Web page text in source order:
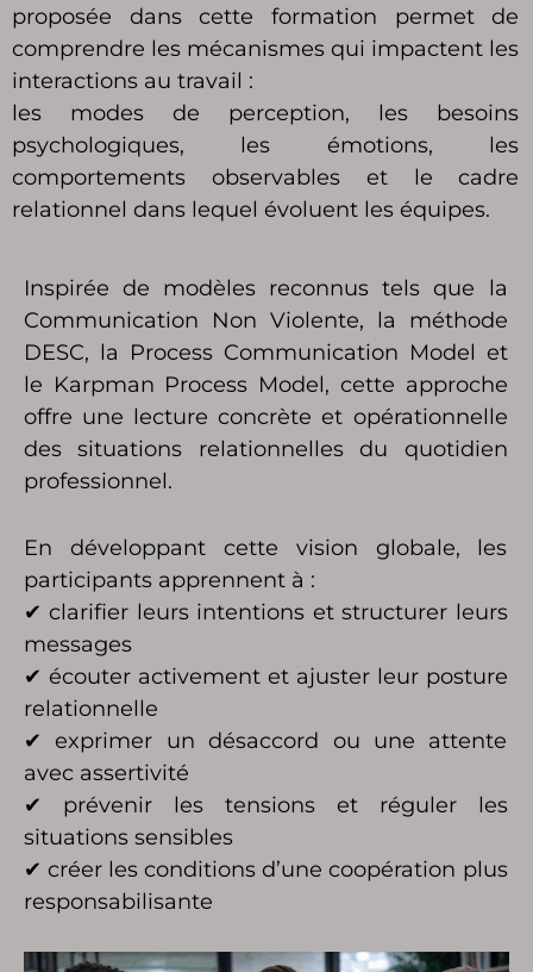
proposée dans cette formation permet de
comprendre les mécanismes qui impactent les
interactions au travail :
les modes de perception, les besoins
psychologiques, les émotions, les
comportements observables et le cadre
relationnel dans lequel évoluent les équipes.
Inspirée de modèles reconnus tels que la
Communication Non Violente, la méthode
DESC, la Process Communication Model et
le Karpman Process Model, cette approche
offre une lecture concrète et opérationnelle
des situations relationnelles du quotidien
professionnel.
En développant cette vision globale, les
participants apprennent à :
✔ clarifier leurs intentions et structurer leurs
messages
✔ écouter activement et ajuster leur posture
relationnelle
✔ exprimer un désaccord ou une attente
avec assertivité
✔ prévenir les tensions et réguler les
situations sensibles
✔ créer les conditions d’une coopération plus
responsabilisante